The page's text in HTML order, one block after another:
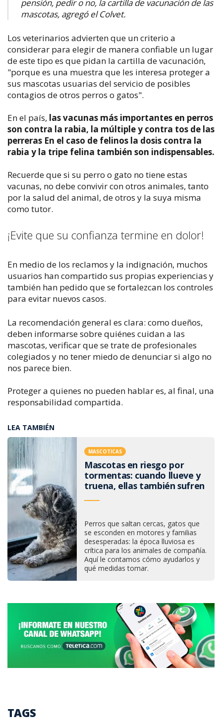
pensión, pedir o no, la cartilla de vacunación de las
mascotas, agregó el Colvet.
Los veterinarios advierten que un criterio a
considerar para elegir de manera confiable un lugar
de este tipo es que pidan la cartilla de vacunación,
"porque es una muestra que les interesa proteger a
sus mascotas usuarias del servicio de posibles
contagios de otros perros o gatos".
En el país, las vacunas más importantes en perros
son contra la rabia, la múltiple y contra tos de las
perreras En el caso de felinos la dosis contra la
rabia y la tripe felina también son indispensables.
Recuerde que si su perro o gato no tiene estas
vacunas, no debe convivir con otros animales, tanto
por la salud del animal, de otros y la suya misma
como tutor.
​¡Evite que su confianza termine en dolor!
En medio de los reclamos y la indignación, muchos
usuarios han compartido sus propias experiencias y
también han pedido que se fortalezcan los controles
para evitar nuevos casos.
La recomendación general es clara: como dueños,
deben informarse sobre quiénes cuidan a las
mascotas, verificar que se trate de profesionales
colegiados y no tener miedo de denunciar si algo no
nos parece bien.
Proteger a quienes no pueden hablar es, al final, una
responsabilidad compartida.
LEA TAMBIÉN
MASCOTICAS
Mascotas en riesgo por
tormentas: cuando llueve y
truena, ellas también sufren
Perros que saltan cercas, gatos que
se esconden en motores y familias
desesperadas: la época lluviosa es
crítica para los animales de compañía.
Aquí le contamos cómo ayudarlos y
qué medidas tomar.
TAGS